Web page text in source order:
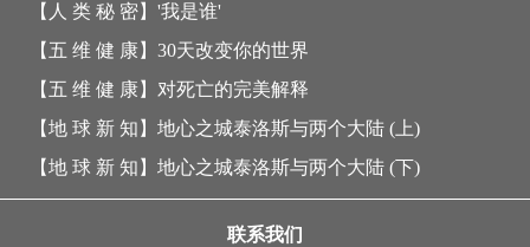
【人 类 秘 密】 '我是谁'
【五 维 健 康】 30天改变你的世界
【五 维 健 康】 对死亡的完美解释
【地 球 新 知】 地心之城泰洛斯与两个大陆 (上)
【地 球 新 知】 地心之城泰洛斯与两个大陆 (下)
联系我们